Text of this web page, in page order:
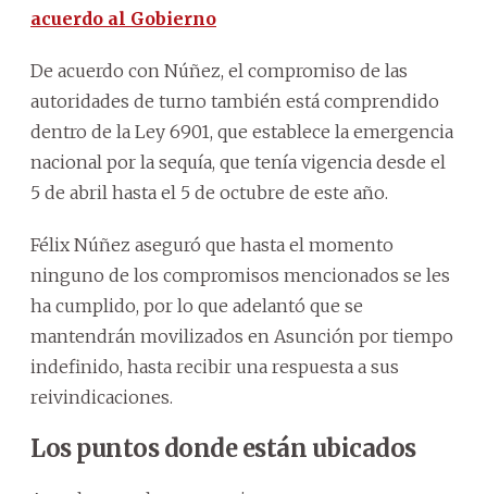
acuerdo al Gobierno
De acuerdo con Núñez, el compromiso de las
autoridades de turno también está comprendido
dentro de la Ley 6901, que establece la emergencia
nacional por la sequía, que tenía vigencia desde el
5 de abril hasta el 5 de octubre de este año.
Félix Núñez aseguró que hasta el momento
ninguno de los compromisos mencionados se les
ha cumplido, por lo que adelantó que se
mantendrán movilizados en Asunción por tiempo
indefinido, hasta recibir una respuesta a sus
reivindicaciones.
Los puntos donde están ubicados